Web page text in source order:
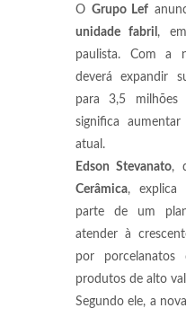
O Grupo Lef
unidade fabril ,
paulista. Com a
deverá expandir
para 3,5
significa
atual.
Edson Stevanato,
Cerâmica, explica
parte de um
atender à
por porcelanatos
produtos de alto
Segundo ele, a